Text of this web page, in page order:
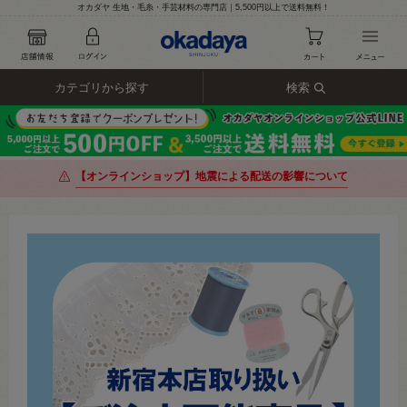
オカダヤ 生地・毛糸・手芸材料の専門店｜5,500円以上で送料無料！
カテゴリから探す 検索
【オンラインショップ】地震による配送の影響について